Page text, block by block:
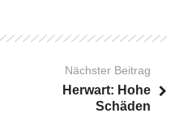
Nächster Beitrag
Herwart: Hohe
Schäden